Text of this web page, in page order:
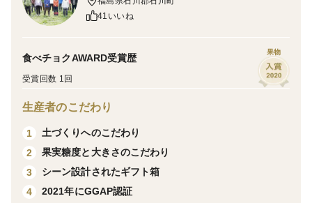
＜商品概要＞
みと酸味のバランスが良い桃です。幅広い方に好まれや
すい、食味のまとまりの良い人気品種です。
◆収穫・発送時期：8月中旬～8月下旬◆
＜品種の特徴＞
大玉で見栄えが良く、果汁も豊富です。甘み・酸味・味
の濃さのバランスが整っており、食べ飽きしにくい味わ
41いいね
食べチョクAWARD受賞歴
受賞回数 1回
果物
生産者のこだわり
1
土づくりへのこだわり
2
果実糖度と大きさのこだわり
3
シーン設計されたギフト箱
4
2021年にGGAP認証